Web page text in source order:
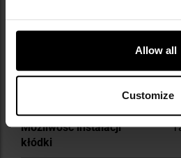
Allow all
Customize
Kolor główny
Gąbka
Możliwość instalacji
kłódki